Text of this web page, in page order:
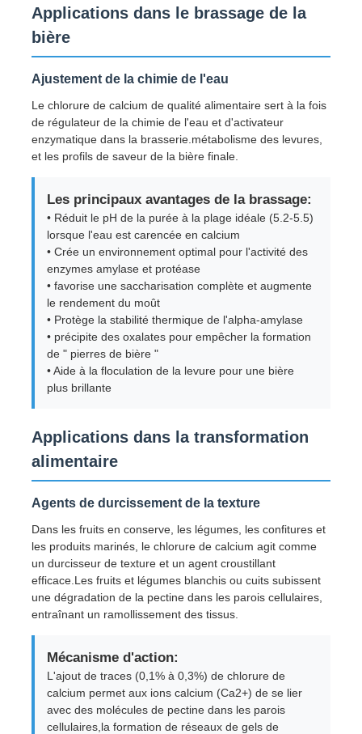
Chlorure
Remplisseur chimique
Produits chimiques des procédés minéraux
Additifs alimentaires
Produits chimiques métallurgiques
Matière première électronique
Utilisation quotidienne
Applications dans le brassage de la
bière
Ajustement de la chimie de l'eau
Le chlorure de calcium de qualité alimentaire sert à la fois
de régulateur de la chimie de l'eau et d'activateur
enzymatique dans la brasserie.métabolisme des levures,
et les profils de saveur de la bière finale.
Les principaux avantages de la brassage:
• Réduit le pH de la purée à la plage idéale (5.2-5.5)
lorsque l'eau est carencée en calcium
• Crée un environnement optimal pour l'activité des
enzymes amylase et protéase
• favorise une saccharisation complète et augmente
le rendement du moût
• Protège la stabilité thermique de l'alpha-amylase
• précipite des oxalates pour empêcher la formation
de " pierres de bière "
• Aide à la floculation de la levure pour une bière
plus brillante
Applications dans la transformation
alimentaire
Agents de durcissement de la texture
Dans les fruits en conserve, les légumes, les confitures et
les produits marinés, le chlorure de calcium agit comme
un durcisseur de texture et un agent croustillant
efficace.Les fruits et légumes blanchis ou cuits subissent
une dégradation de la pectine dans les parois cellulaires,
entraînant un ramollissement des tissus.
Mécanisme d'action:
L'ajout de traces (0,1% à 0,3%) de chlorure de
calcium permet aux ions calcium (Ca2+) de se lier
avec des molécules de pectine dans les parois
cellulaires,la formation de réseaux de gels de